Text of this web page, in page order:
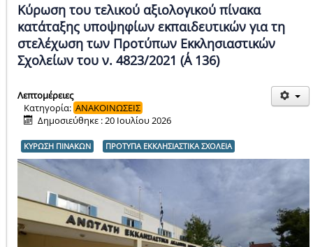
Κύρωση του τελικού αξιολογικού πίνακα
κατάταξης υποψηφίων εκπαιδευτικών για τη
στελέχωση των Προτύπων Εκκλησιαστικών
Σχολείων του ν. 4823/2021 (Α΄ 136)
Λεπτομέρειες
Κατηγορία: ΑΝΑΚΟΙΝΩΣΕΙΣ
Δημοσιεύθηκε : 20 Ιουλίου 2026
ΚΥΡΩΣΗ ΠΙΝΑΚΩΝ ΠΡΟΤΥΠΑ ΕΚΚΛΗΣΙΑΣΤΙΚΑ ΣΧΟΛΕΙΑ